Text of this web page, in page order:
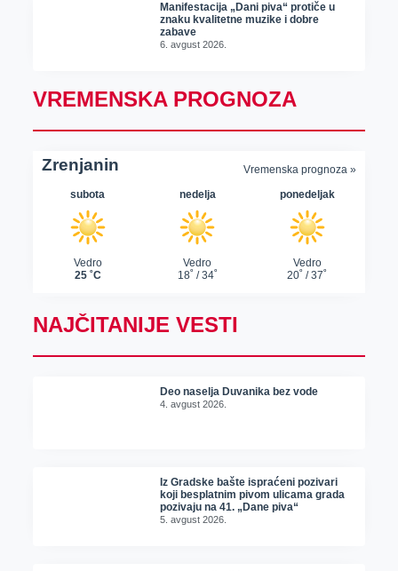
Manifestacija „Dani piva“ protiče u
znaku kvalitetne muzike i dobre
zabave
6. avgust 2026.
VREMENSKA PROGNOZA
NAJČITANIJE VESTI
Deo naselja Duvanika bez vode
4. avgust 2026.
Iz Gradske bašte ispraćeni pozivari
koji besplatnim pivom ulicama grada
pozivaju na 41. „Dane piva“
5. avgust 2026.